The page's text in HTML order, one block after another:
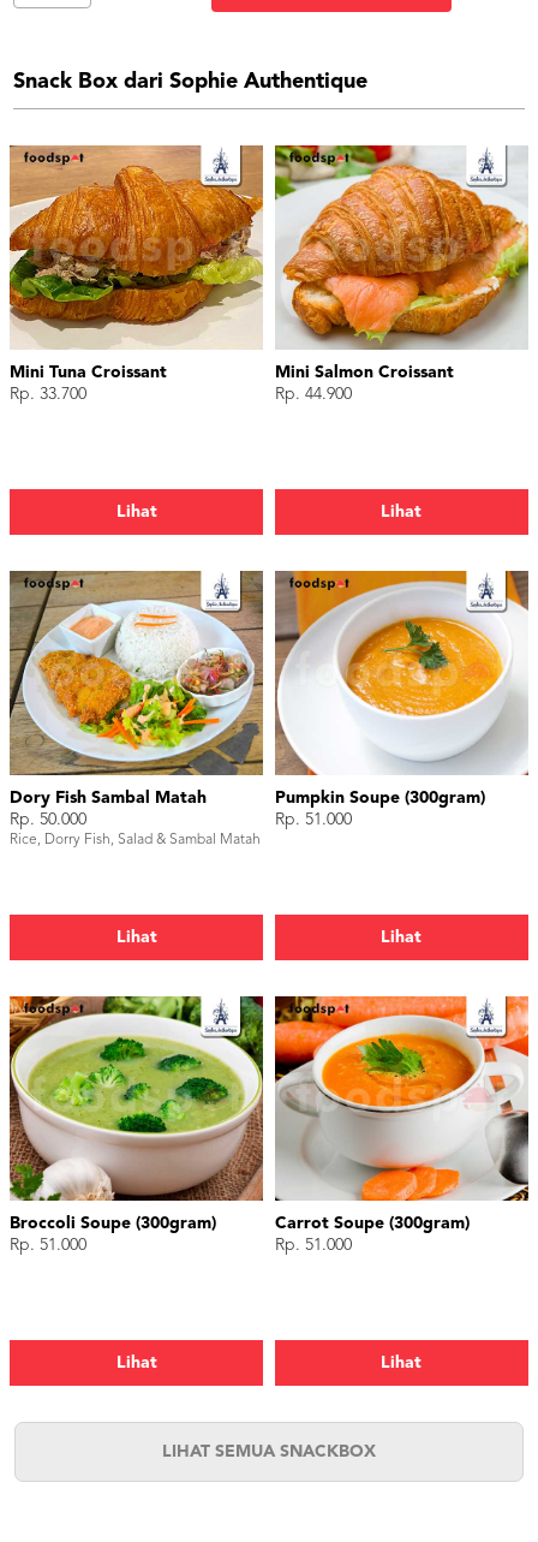
Snack Box dari Sophie Authentique
Mini Tuna Croissant
Rp. 33.700
Lihat
Mini Salmon Croissant
Rp. 44.900
Lihat
Dory Fish Sambal Matah
Rp. 50.000
Rice, Dorry Fish, Salad & Sambal Matah
Lihat
Pumpkin Soupe (300gram)
Rp. 51.000
Lihat
Broccoli Soupe (300gram)
Rp. 51.000
Lihat
Carrot Soupe (300gram)
Rp. 51.000
Lihat
LIHAT SEMUA SNACKBOX